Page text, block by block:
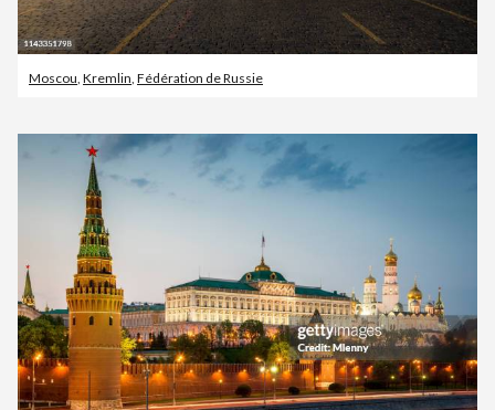
Moscou Kremlin Fédération de Russie